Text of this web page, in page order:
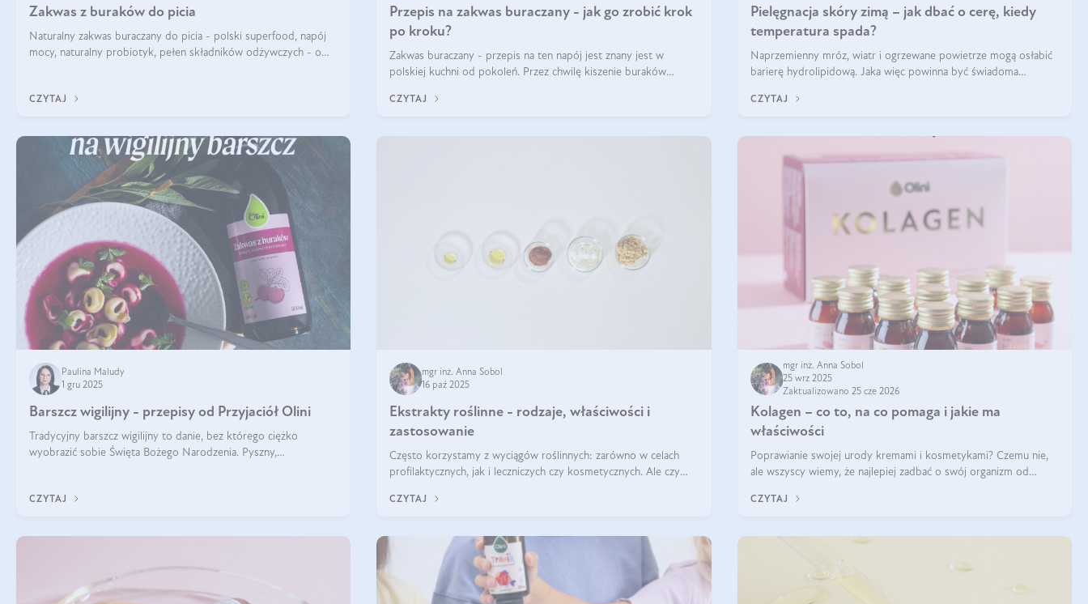
Zakwas z buraków do picia
Naturalny zakwas buraczany do picia - polski superfood, napój
mocy, naturalny probiotyk, pełen składników odżywczych - o
CZYTAJ
Przepis na zakwas buraczany - jak go zrobić krok
po kroku?
Zakwas buraczany - przepis na ten napój jest znany jest w
polskiej kuchni od pokoleń. Przez chwilę kiszenie buraków
na fali popularności na
CZYTAJ
Pielęgnacja skóry zimą – jak dbać o cerę, kiedy
temperatura spada?
Naprzemienny mróz, wiatr i ogrzewane powietrze mogą osłabić
barierę hydrolipidową. Jaka więc powinna być świadoma
CZYTAJ
Paulina Maludy
1 gru 2025
Barszcz wigilijny - przepisy od Przyjaciół Olini
Tradycyjny barszcz wigilijny to danie, bez którego ciężko
wyobrazić sobie Święta Bożego Narodzenia. Pyszny,
CZYTAJ
mgr inż. Anna Sobol
16 paź 2025
Ekstrakty roślinne - rodzaje, właściwości i
zastosowanie
Często korzystamy z wyciągów roślinnych: zarówno w celach
profilaktycznych, jak i leczniczych czy kosmetycznych. Ale czy
tych substancji z roślin?
CZYTAJ
mgr inż. Anna Sobol
25 wrz 2025
Zaktualizowano 25 cze 2026
Kolagen – co to, na co pomaga i jakie ma
właściwości
Poprawianie swojej urody kremami i kosmetykami? Czemu nie,
ale wszyscy wiemy, że najlepiej zadbać o swój organizm od
zewnętrzny prezentował się zdrowo i atrakcyjnie. Stosowanie
CZYTAJ